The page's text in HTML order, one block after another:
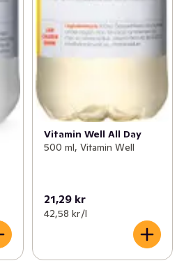
Vitamin Well All Day
500 ml, Vitamin Well
21,29 kr
42,58 kr /l